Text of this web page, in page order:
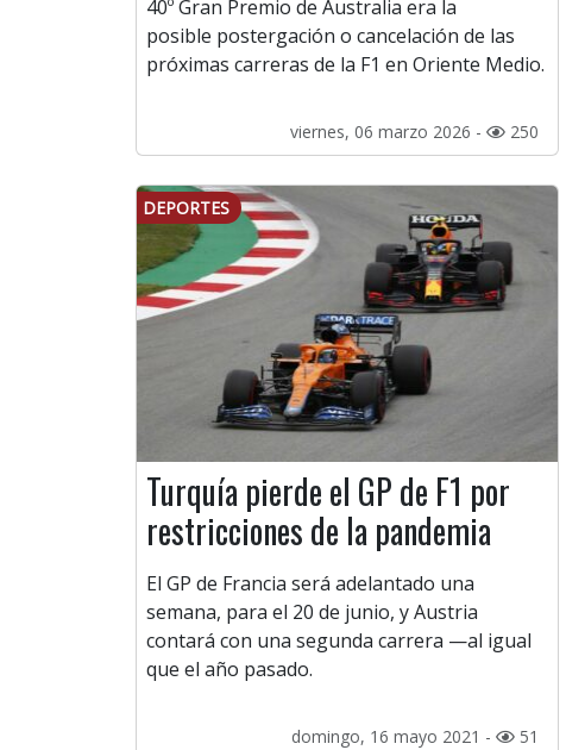
40º Gran Premio de Australia era la
posible postergación o cancelación de las
próximas carreras de la F1 en Oriente Medio.
viernes, 06 marzo 2026 - 250
DEPORTES
Turquía pierde el GP de F1 por
restricciones de la pandemia
El GP de Francia será adelantado una
semana, para el 20 de junio, y Austria
contará con una segunda carrera —al igual
que el año pasado.
domingo, 16 mayo 2021 - 51